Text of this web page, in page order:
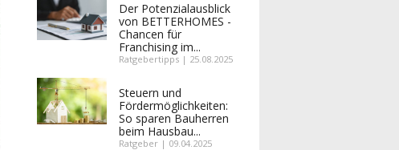
Der Potenzialausblick
von BETTERHOMES -
Chancen für
Franchising im...
Ratgebertipps | 25.08.2025
Steuern und
Fördermöglichkeiten:
So sparen Bauherren
beim Hausbau...
Ratgeber | 09.04.2025